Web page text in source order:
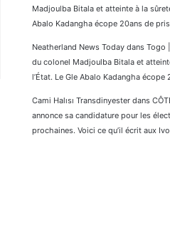
Madjoulba Bitala et atteinte à la
Abalo Kadangha écope 20ans de
Neatherland News Today dans Togo
du colonel Madjoulba Bitala et
l’État. Le Gle Abalo Kadangha écope
Cami Halısı Transdinyester dans
annonce sa candidature pour les
prochaines. Voici ce qu’il écrit aux